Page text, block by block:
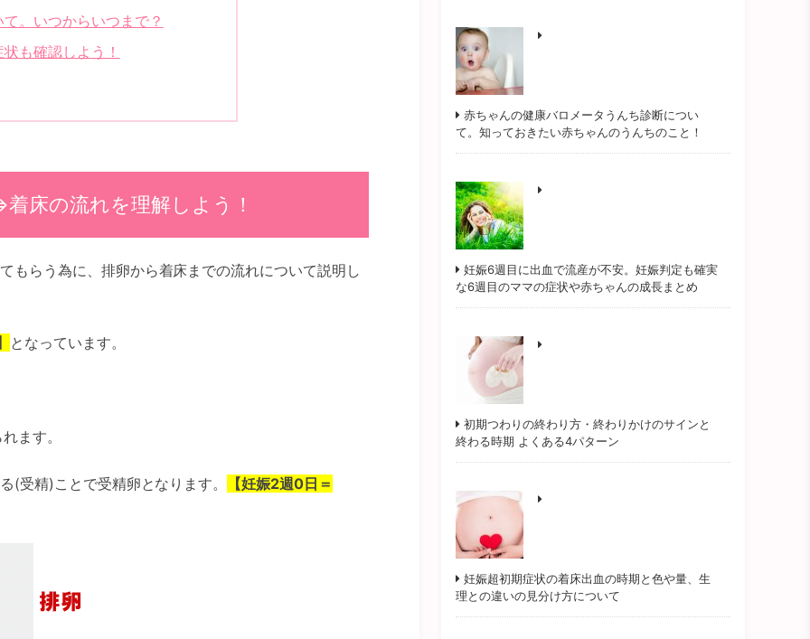
。いつからいつまで？
も確認しよう！
床の流れを理解しよう！
もらう為に、排卵から着床までの流れについて説明し
となっています。
ます。
(受精)ことで受精卵となります。 【妊娠2週0日＝
赤ちゃんの健康バロメータうんち診断につい
て。知っておきたい赤ちゃんのうんちのこと！
妊娠6週目に出血で流産が不安。妊娠判定も確実
な6週目のママの症状や赤ちゃんの成長まとめ
初期つわりの終わり方・終わりかけのサインと
終わる時期 よくある4パターン
妊娠超初期症状の着床出血の時期と色や量、生
理との違いの見分け方について